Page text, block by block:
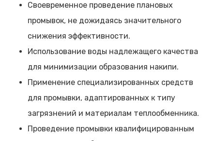
Своевременное проведение плановых
промывок, не дожидаясь значительного
снижения эффективности.
Использование воды надлежащего качества
для минимизации образования накипи.
Применение специализированных средств
для промывки, адаптированных к типу
загрязнений и материалам теплообменника.
Проведение промывки квалифицированным